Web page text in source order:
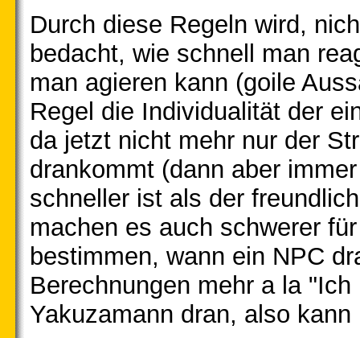
Durch diese Regeln wird,
bedacht, wie schnell man
man agieren kann (goile
Regel die Individualität der
da jetzt nicht mehr nur der
drankommt (dann aber
schneller ist als der
machen es auch schwerer
bestimmen, wann ein NPC
Berechnungen mehr a la
Yakuzamann dran, also